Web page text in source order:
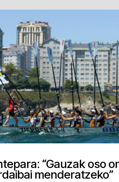
“Gauzak oso
menderatzeko”